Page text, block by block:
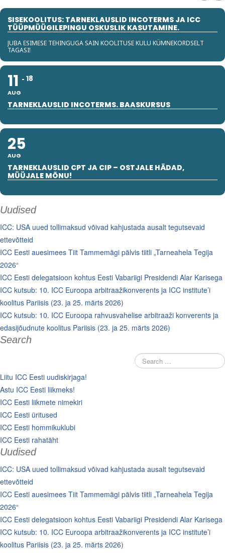
SISEKOOLITUS: TARNEKLAUSLID INCOTERMS JA ICC
TÜÜPMÜÜGILEPINGU OSKUSLIK KASUTAMINE.
JUBA ESIMESE TEHINGUGA SAIN KOOLITUSE KULU KÜMNEKORDSELT
TAGASI!
11
AUG
18
TARNEKLAUSLID INCOTERMS. BAASKURSUS
25
AUG
TARNEKLAUSLID CPT JA CIP – OSTJALE HÄDAD,
MÜÜJALE MÕNU!
Uudised
ICC: USA uued tollimaksud võivad kahjustada ausalt tegutsevaid
ettevõtteid
ICC Eesti auesimees Tiit Tammemägi pälvis tiitli „Tarneahela Tegija
2026“
ICC Eesti delegatsioon kohtus Eesti Vabariigi Presidendi Alar Karisega
ICC kutsub: 10. ICC Euroopa arbitraažikonverents ja ICC institute’i
koolitus Pariisis (23. ja 25. märts 2026)
ICC kutsub: 10. ICC Euroopa rahvusvahelise arbitraaži konverents ja
edasijõudnute koolitus Pariisis (23. ja 25. märts 2026)
Search
Liitu ICC Eesti uudiskirjaga!
Astu ICC Eesti liikmeks!
ICC Eesti liikmete nimekiri
ICC Eesti üritused
ICC Eesti hommikuklubi
ICC Eesti rahatäht
Uudised
ICC: USA uued tollimaksud võivad kahjustada ausalt tegutsevaid
ettevõtteid
ICC Eesti auesimees Tiit Tammemägi pälvis tiitli „Tarneahela Tegija
2026“
ICC Eesti delegatsioon kohtus Eesti Vabariigi Presidendi Alar Karisega
ICC kutsub: 10. ICC Euroopa arbitraažikonverents ja ICC institute’i
koolitus Pariisis (23. ja 25. märts 2026)